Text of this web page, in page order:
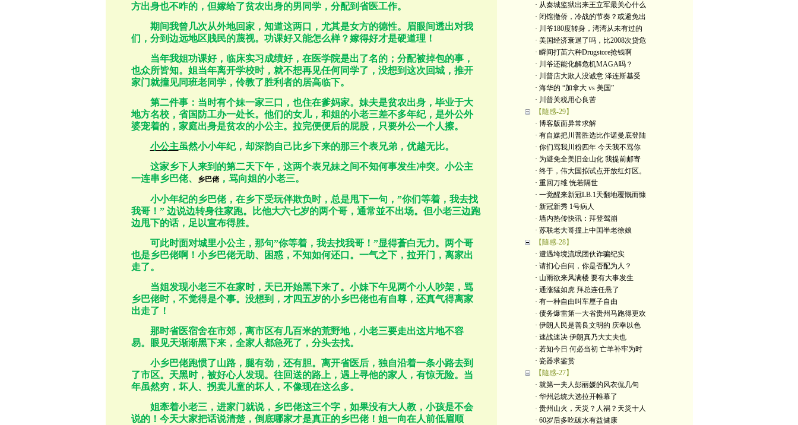
方出身也不咋的，但嫁给了贫农出身的男同学，分配到省医工作。
期间我曾几次从外地回家，知道这两口，尤其是女方的德性。眉眼间透出对我
们，分到边远地区賎民的蔑视。功课好又能怎么样？嫁得好才是硬道理！
当年我姐功课好，临床实习成绩好，在医学院是出了名的；分配被掉包的事，
也众所皆知。姐当年离开学校时，就不想再见任何同学了，没想到这次回城，推开
家门就撞见同班老同学，伶教了胜利者的居高临下。
第二件事：当时有个妹一家三口，也住在爹妈家。妹夫是贫农出身，毕业于大
地方名校，省国防工办一处长。他们的女儿，和姐的小老三差不多年纪，是外公外
婆宠着的，家庭出身是贫农的小公主。拉完便便后的屁股，只要外公一个人擦。
小公主虽然小小年纪，却深韵自己比乡下来的那三个表兄弟，优越无比。
这家乡下人来到的第二天下午，这两个表兄妹之间不知何事发生冲突。小公主
一连串乡巴佬、
乡巴佬，骂向姐的小老三。
小小年纪的乡巴佬，在乡下受玩伴欺负时，总是甩下一句， ”你们等着，我去找
我哥！ ” 边说边转身往家跑。比他大六七岁的两个哥，通常並不出场。但小老三边跑
边甩下的话，足以宣布得胜。
可此时面对城里小公主，那句”你等着，我去找我哥！ ”显得蒼白无力。两个哥
也是乡巴佬啊！小乡巴佬无助、困惑，不知如何还口。一气之下，拉开门，离家出
走了。
当姐发现小老三不在家时，天已开始黑下来了。小妹下午见两个小人吵架，骂
乡巴佬时，不觉得是个事。没想到，才四五岁的小乡巴佬也有自尊，还真气得离家
出走了！
那时省医宿舍在市郊，离市区有几百米的荒野地，小老三要走出这片地不容
易。眼见天渐渐黑下来，全家人都急死了，分头去找。
小乡巴佬跑惯了山路，腿有劲，还有胆。离开省医后，独自沿着一条小路去到
了市区。天黑时，被好心人发现。往回送的路上，遇上寻他的家人，有惊无险。当
年虽然穷，坏人、拐卖儿童的坏人，不像现在这么多。
姐牽着小老三，进家门就说，乡巴佬这三个字，如果没有大人教，小孩是不会
说的！今天大家把话说清楚，倒底哪家才是真正的乡巴佬！姐一向在人前低眉顺
· 从秦城监狱出来王立军最关心什么
· 闭馆撤侨，冷战的节奏？或避免出
· 川爷180度转身，湾湾从未有过的
· 美国经济衰退了吗，比2008次贷危
· 瞬间打苖六种Drugstore抢钱啊
· 川爷还能化解危机MAGA吗？
· 川普店大欺人没诚意 泽连斯基受
· 海华的 “加拿大 vs 美国”
· 川普关税用心良苦
【隨感-29】
· 博客版面异常求解
· 有自媒把川普胜选比作诺曼底登陆
· 你们骂我川粉四年 今天我不骂你
· 为避免全美旧金山化 我提前邮寄
· 终于，伟大国拟试点开放红灯区。
· 重回万维 恍若隔世
· 一觉醒来新冠LB.1天翻地覆慨而慷
· 新冠新秀 1号病人
· 墙内热传快讯：拜登驾崩
· 苏联老大哥撞上中囯半老徐娘
【隨感-28】
· 遭遇垮境流氓团伙诈骗纪实
· 请扪心自问，你是否配为人？
· 山雨欲来风满楼 要有大事发生
· 通涨猛如虎 拜总连任悬了
· 有一种自由叫车厘子自由
· 债务爆雷第一大省贵州马跑得更欢
· 伊朗人民是善良文明的 庆幸以色
· 速战速决 伊朗真乃大丈夫也
· 若知今日 何必当初 亡羊补牢为时
· 瓷器求鉴赏
【隨感-27】
· 就第一夫人彭丽媛的风衣侃几句
· 华州总统大选拉开帷幕了
· 贵州山火，天災？人祸？天災十人
· 60岁后多吃碳水有益健康